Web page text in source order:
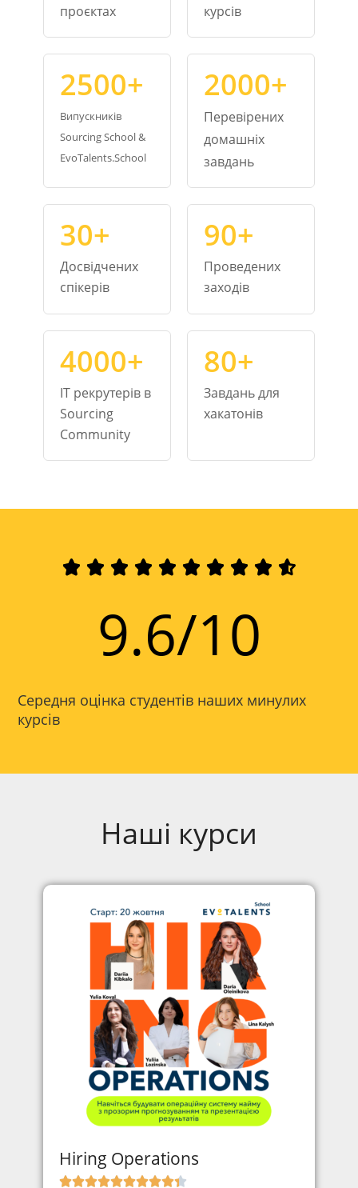
проєктах
курсів
2500+
Випускників
Sourcing School &
EvoTalents.School
2000+
Перевірених
домашніх
завдань
30+
Досвідчених
спікерів
90+
Проведених
заходів
4000+
IT рекрутерів в
Sourcing
Community
80+
Завдань для
хакатонів
         
9.6/10
Середня оцінка студентів наших минулих
курсів
Наші курси
Hiring Operations